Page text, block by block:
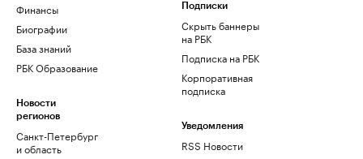
Финансы
Биографии
База знаний
РБК Образование
Новости
регионов
Санкт-Петербург
и область
Подписки
Скрыть баннеры
на РБК
Подписка на РБК
Корпоративная
подписка
Уведомления
RSS Новости